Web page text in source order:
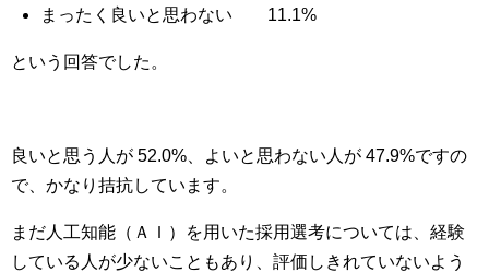
まったく良いと思わない 11.1%
という回答でした。
良いと思う人が 52.0%、よいと思わない人が 47.9%ですの
で、かなり拮抗しています。
まだ人工知能（ＡＩ）を用いた採用選考については、経験
している人が少ないこともあり、評価しきれていないよう